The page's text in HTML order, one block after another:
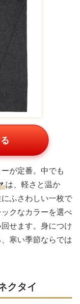
が定番。中でも
は、軽さと温か
ふさわしい一枚で
クなカラーを選べ
せます。身につけ
寒い季節ならでは
クタイ